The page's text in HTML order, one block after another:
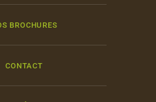
BROCHURES
CONTACT